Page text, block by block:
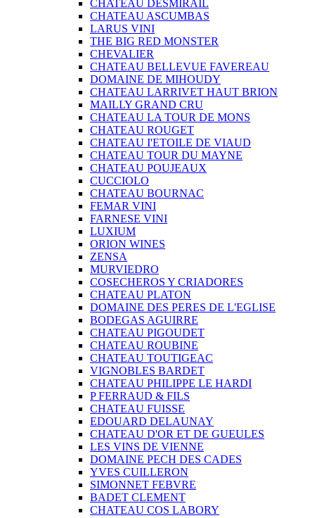
CHATEAU DESMIRAIL
CHATEAU ASCUMBAS
LARUS VINI
THE BIG RED MONSTER
CHEVALIER
CHATEAU BELLEVUE FAVEREAU
DOMAINE DE MIHOUDY
CHATEAU LARRIVET HAUT BRION
MAILLY GRAND CRU
CHATEAU LA TOUR DE MONS
CHATEAU ROUGET
CHATEAU I'ETOILE DE VIAUD
CHATEAU TOUR DU MAYNE
CHATEAU POUJEAUX
CUCCIOLO
CHATEAU BOURNAC
FEMAR VINI
FARNESE VINI
LUXIUM
ORION WINES
ZENSA
MURVIEDRO
COSECHEROS Y CRIADORES
CHATEAU PLATON
DOMAINE DES PERES DE L'EGLISE
BODEGAS AGUIRRE
CHATEAU PIGOUDET
CHATEAU ROUBINE
CHATEAU TOUTIGEAC
VIGNOBLES BARDET
CHATEAU PHILIPPE LE HARDI
P FERRAUD & FILS
CHATEAU FUISSE
EDOUARD DELAUNAY
CHATEAU D'OR ET DE GUEULES
LES VINS DE VIENNE
DOMAINE PECH DES CADES
YVES CUILLERON
SIMONNET FEBVRE
BADET CLEMENT
CHATEAU COS LABORY